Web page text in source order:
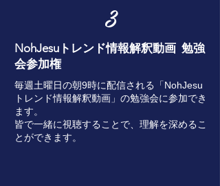
3
NohJesuトレンド情報解釈動画 勉強
会参加権
毎週土曜日の朝9時に配信される「NohJesu
トレンド情報解釈動画」の勉強会に参加でき
ます。
皆で一緒に視聴することで、理解を深めるこ
とができます。